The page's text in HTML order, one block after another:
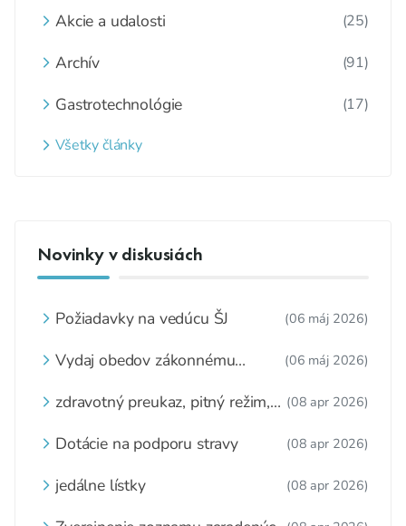
Akcie a udalosti (25)
Archív (91)
Gastrotechnológie (17)
Všetky články
Novinky v diskusiách
Požiadavky na vedúcu ŠJ (06 máj 2026)
Vydaj obedov zákonnému
(06 máj 2026)
zdravotný preukaz, pitný režim,
(08 apr 2026)
Dotácie na podporu stravy (08 apr 2026)
jedálne lístky (08 apr 2026)